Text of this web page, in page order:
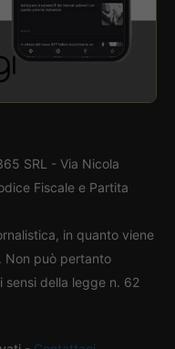
SRL - Via Nicola
Fiscale e Partita
in quanto viene
Non può pertanto
della legge n. 62